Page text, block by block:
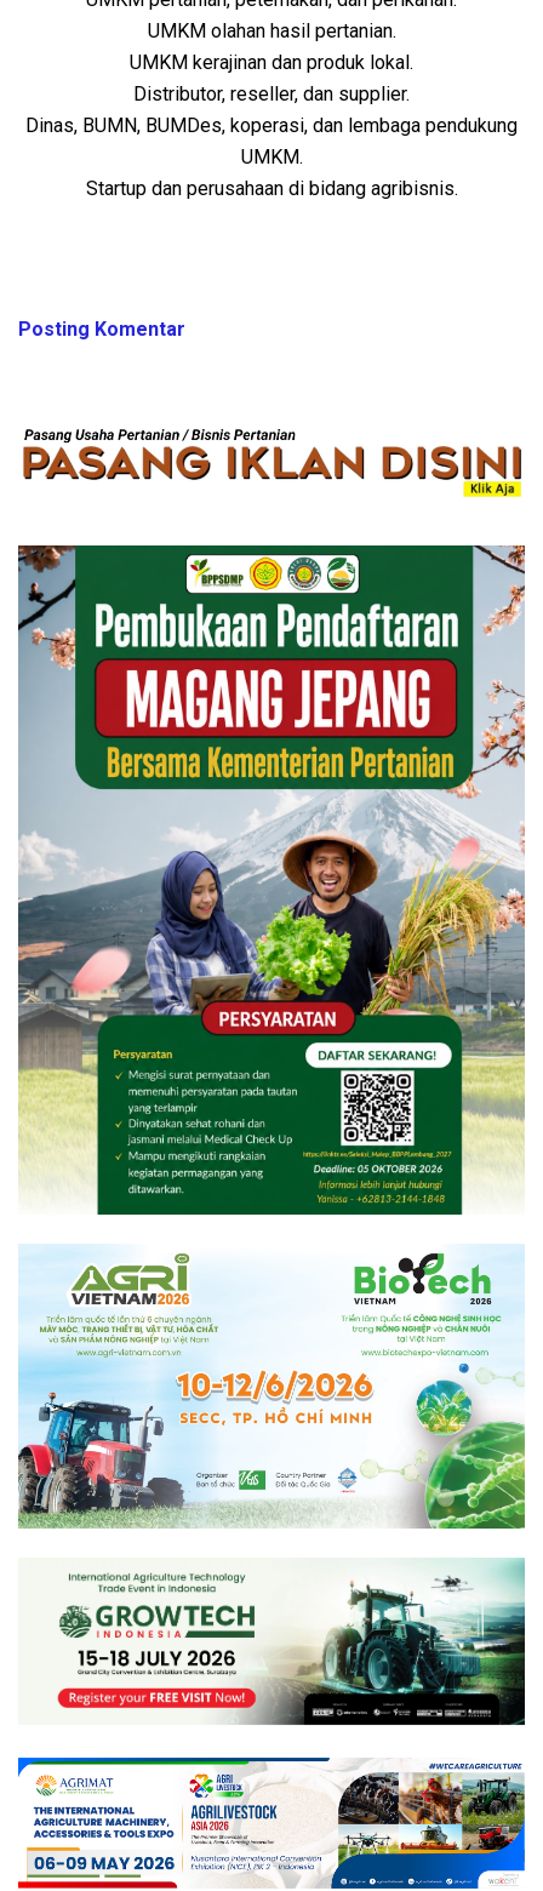
UMKM olahan hasil pertanian.
UMKM kerajinan dan produk lokal.
Distributor, reseller, dan supplier.
Dinas, BUMN, BUMDes, koperasi, dan lembaga pendukung
UMKM.
Startup dan perusahaan di bidang agribisnis.
Posting Komentar